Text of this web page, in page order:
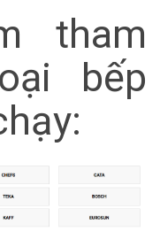
tham
bếp